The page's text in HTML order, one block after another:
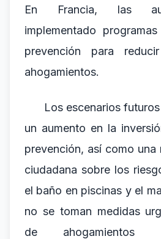
En Francia, las
implementado
prevención para
ahogamientos.
Los escenarios
un aumento en la
prevención, así como una
ciudadana sobre los
el baño en piscinas y el
no se toman medidas
de ahogamientos